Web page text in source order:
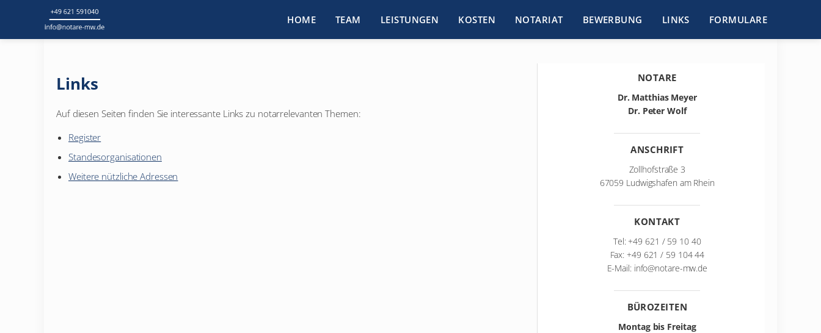
HOME TEAM LEISTUNGEN KOSTEN NOTARIAT BEWERBUNG LINKS FORMULARE
Links
Auf diesen Seiten finden Sie interessante Links zu notarrelevanten Themen:
Register
Standesorganisationen
Weitere nützliche Adressen
NOTARE
Dr. Matthias Meyer
Dr. Peter Wolf
ANSCHRIFT
Zollhofstraße 3
67059 Ludwigshafen am Rhein
KONTAKT
Tel:+49 621 / 59 10 40
Fax: +49 621 / 59 104 44
E-Mail: info@notare-mw.de
BÜROZEITEN
Montag bis Freitag